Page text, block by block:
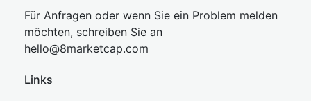
Für Anfragen oder wenn Sie ein Problem melden
möchten, schreiben Sie an
hello@8marketcap.com
Links